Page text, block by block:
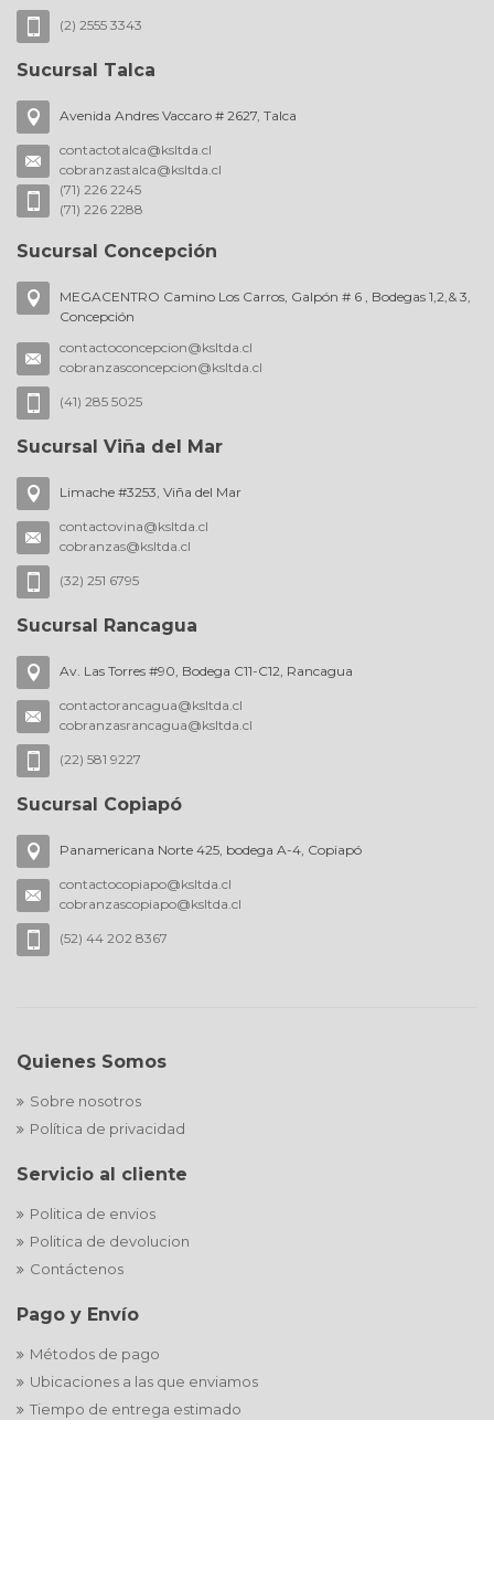
(2) 2555 3343
Sucursal Talca
Avenida Andres Vaccaro # 2627, Talca
contactotalca@ksltda.cl
cobranzastalca@ksltda.cl
(71) 226 2245
(71) 226 2288
Sucursal Concepción
MEGACENTRO Camino Los Carros, Galpón # 6 , Bodegas 1,2,& 3,
Concepción
contactoconcepcion@ksltda.cl
cobranzasconcepcion@ksltda.cl
(41) 285 5025
Sucursal Viña del Mar
Limache #3253, Viña del Mar
contactovina@ksltda.cl
cobranzas@ksltda.cl
(32) 251 6795
Sucursal Rancagua
Av. Las Torres #90, Bodega C11-C12, Rancagua
contactorancagua@ksltda.cl
cobranzasrancagua@ksltda.cl
(22) 581 9227
Sucursal Copiapó
Panamericana Norte 425, bodega A-4, Copiapó
contactocopiapo@ksltda.cl
cobranzascopiapo@ksltda.cl
(52) 44 202 8367
Quienes Somos
Sobre nosotros
Política de privacidad
Servicio al cliente
Politica de envios
Politica de devolucion
Contáctenos
Pago y Envío
Métodos de pago
Ubicaciones a las que enviamos
Tiempo de entrega estimado